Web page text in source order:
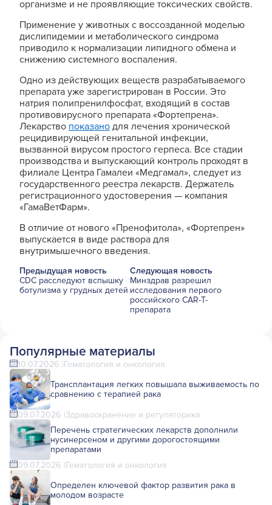
организме и не проявляющие токсических свойств.
Применение у животных с воссозданной моделью
дислипидемии и метаболического синдрома
приводило к нормализации липидного обмена и
снижению системного воспаления.
Одно из действующих веществ разрабатываемого
препарата уже зарегистрирован в России. Это
натрия полипренилфосфат, входящий в состав
противовирусного препарата «Фортепрена».
Лекарство показано для лечения хронической
рецидивирующей генитальной инфекции,
вызванной вирусом простого герпеса. Все стадии
производства и выпускающий контроль проходят в
филиале Центра Гамалеи «Медгамал», следует из
государственного реестра лекарств. Держатель
регистрационного удостоверения — компания
«ГамаВетФарм».
В отличие от нового «Пренофитола», «Фортепрен»
выпускается в виде раствора для
внутримышечного введения.
Предыдущая новость
CDC расследуют вспышку
ботулизма у грудных детей
Следующая новость
Минздрав разрешил
исследования первого
российского CAR-T-
препарата
Популярные материалы
10.07.2026 Гематология и онкология
Трансплантация легких повышала выживаемость по
сравнению с терапией рака
09.07.2026 Здравоохранение и регуляторика
Перечень стратегических лекарств дополнили
нусинерсеном и другими дорогостоящими
препаратами
09.07.2026 Гематология и онкология
Определен ключевой фактор развития рака в
молодом возрасте